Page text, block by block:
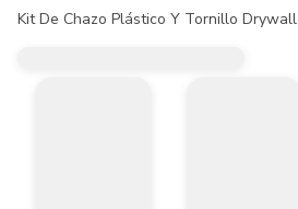
Kit De Chazo Plástico Y Tornillo Drywall